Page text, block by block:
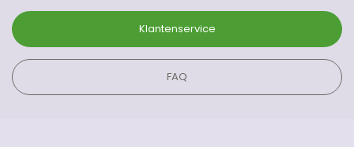
Klantenservice
FAQ